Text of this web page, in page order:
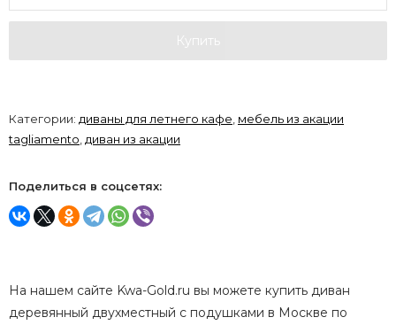
Купить
Категории: диваны для летнего кафе, мебель из акации
tagliamento,диван из акации
Поделиться в соцсетях:
На нашем сайте Kwa-Gold.ru вы можете купить диван
деревянный двухместный с подушками в Москве по